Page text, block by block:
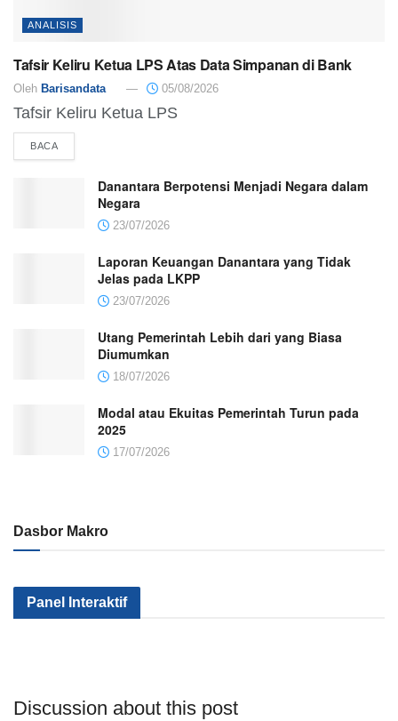
ANALISIS
Tafsir Keliru Ketua LPS Atas Data Simpanan di Bank
Oleh Barisandata 05/08/2026
Tafsir Keliru Ketua LPS
BACA
Danantara Berpotensi Menjadi Negara dalam
Negara
23/07/2026
Laporan Keuangan Danantara yang Tidak
Jelas pada LKPP
23/07/2026
Utang Pemerintah Lebih dari yang Biasa
Diumumkan
18/07/2026
Modal atau Ekuitas Pemerintah Turun pada
2025
17/07/2026
Dasbor Makro
Panel Interaktif
Kenapa Sektor
Industri Kita Tak
Discussion about this post